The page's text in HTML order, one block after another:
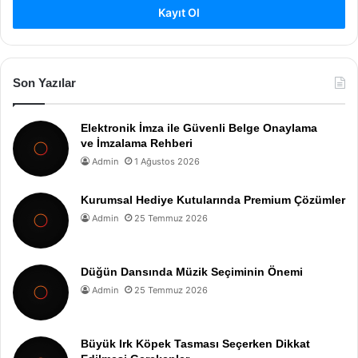
Kayıt Ol
Son Yazılar
Elektronik İmza ile Güvenli Belge Onaylama
ve İmzalama Rehberi
Admin 1 Ağustos 2026
Kurumsal Hediye Kutularında Premium Çözümler
Admin 25 Temmuz 2026
Düğün Dansında Müzik Seçiminin Önemi
Admin 25 Temmuz 2026
Büyük Irk Köpek Tasması Seçerken Dikkat